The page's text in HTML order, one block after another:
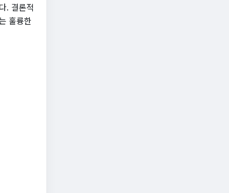
. 결론적
훌륭한